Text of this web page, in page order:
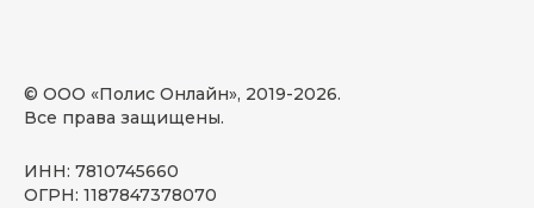
© ООО «Полис Онлайн», 2019-2026.
Все права защищены.
ИНН: 7810745660
ОГРН: 1187847378070